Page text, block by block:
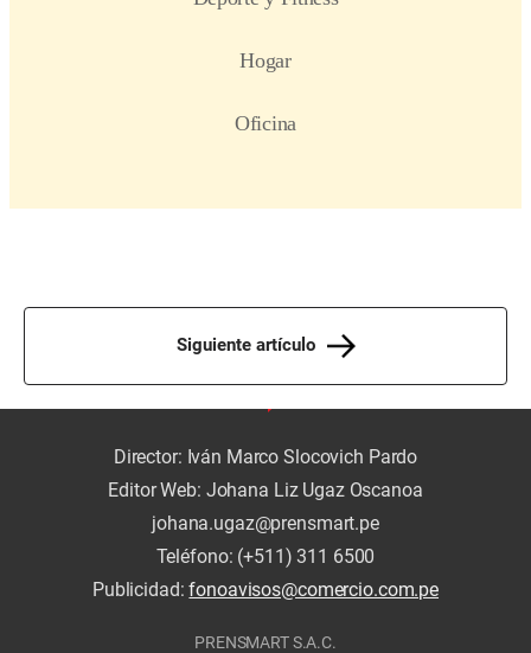
Siguiente artículo
Director: Iván Marco Slocovich Pardo
Editor Web: Johana Liz Ugaz Oscanoa
johana.ugaz@prensmart.pe
Teléfono: (+511) 311 6500
Publicidad:fonoavisos@comercio.com.pe
PRENSMART S.A.C.